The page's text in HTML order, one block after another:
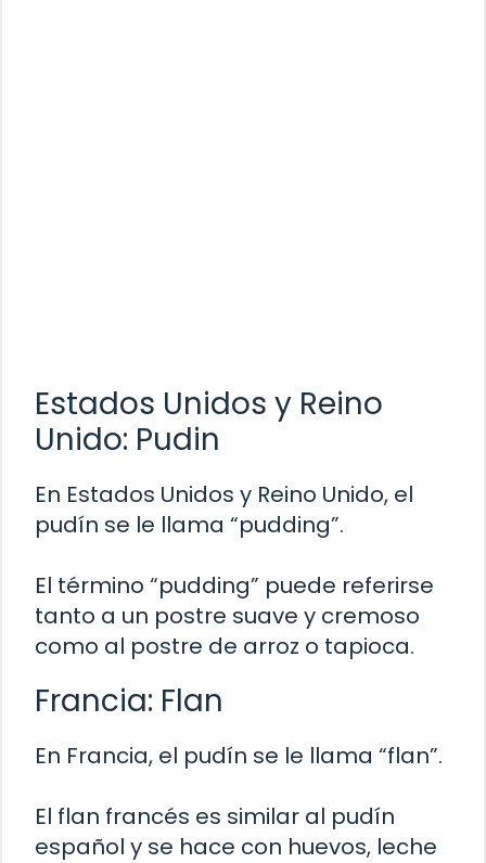
Estados Unidos y Reino
Unido: Pudin
En Estados Unidos y Reino Unido, el
pudín se le llama “pudding”.
El término “pudding” puede referirse
tanto a un postre suave y cremoso
como al postre de arroz o tapioca.
Francia: Flan
En Francia, el pudín se le llama “flan”.
El flan francés es similar al pudín
español y se hace con huevos, leche